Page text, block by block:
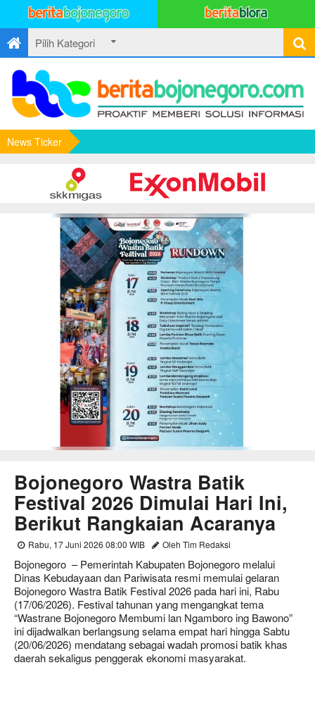
News Ticker
Bojonegoro Wastra Batik
Festival 2026 Dimulai Hari Ini,
Berikut Rangkaian Acaranya
Rabu, 17 Juni 2026 08:00 WIB Oleh Tim Redaksi
Bojonegoro – Pemerintah Kabupaten Bojonegoro melalui
Dinas Kebudayaan dan Pariwisata resmi memulai gelaran
Bojonegoro Wastra Batik Festival 2026 pada hari ini, Rabu
(17/06/2026). Festival tahunan yang mengangkat tema
“Wastrane Bojonegoro Membumi lan Ngamboro ing Bawono”
ini dijadwalkan berlangsung selama empat hari hingga Sabtu
(20/06/2026) mendatang sebagai wadah promosi batik khas
daerah sekaligus penggerak ekonomi masyarakat.